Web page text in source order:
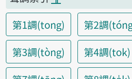
第1調(tong)
第2調
第3調(tòng)
第4調(tok)